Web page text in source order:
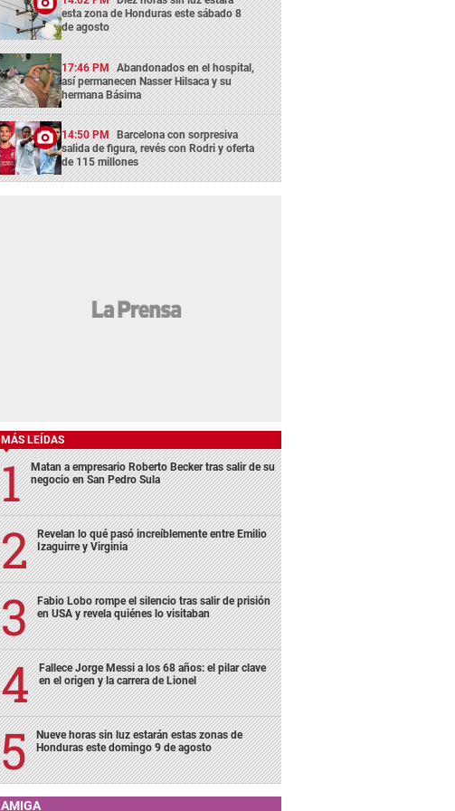
esta zona de Honduras este sábado 8
de agosto
17:46 PM Abandonados en el hospital,
así permanecen Nasser Hilsaca y su
hermana Básima
14:50 PM Barcelona con sorpresiva
salida de figura, revés con Rodri y oferta
de 115 millones
MÁS LEÍDAS
Matan a empresario Roberto Becker tras salir de su
negocio en San Pedro Sula
Revelan lo qué pasó increíblemente entre Emilio
Izaguirre y Virginia
Fabio Lobo rompe el silencio tras salir de prisión
en USA y revela quiénes lo visitaban
Fallece Jorge Messi a los 68 años: el pilar clave
en el origen y la carrera de Lionel
Nueve horas sin luz estarán estas zonas de
Honduras este domingo 9 de agosto
AMIGA